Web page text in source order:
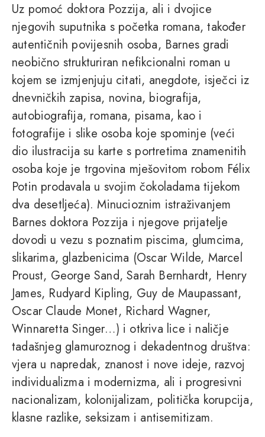
Uz pomoć doktora Pozzija, ali i dvojice
njegovih suputnika s početka romana, također
autentičnih povijesnih osoba, Barnes gradi
neobično strukturiran nefikcionalni roman u
kojem se izmjenjuju citati, anegdote, isječci iz
dnevničkih zapisa, novina, biografija,
autobiografija, romana, pisama, kao i
fotografije i slike osoba koje spominje (veći
dio ilustracija su karte s portretima znamenitih
osoba koje je trgovina mješovitom robom Félix
Potin prodavala u svojim čokoladama tijekom
dva desetljeća). Minucioznim istraživanjem
Barnes doktora Pozzija i njegove prijatelje
dovodi u vezu s poznatim piscima, glumcima,
slikarima, glazbenicima (Oscar Wilde, Marcel
Proust, George Sand, Sarah Bernhardt, Henry
James, Rudyard Kipling, Guy de Maupassant,
Oscar Claude Monet, Richard Wagner,
Winnaretta Singer…) i otkriva lice i naličje
tadašnjeg glamuroznog i dekadentnog društva:
vjera u napredak, znanost i nove ideje, razvoj
individualizma i modernizma, ali i progresivni
nacionalizam, kolonijalizam, politička korupcija,
klasne razlike, seksizam i antisemitizam.